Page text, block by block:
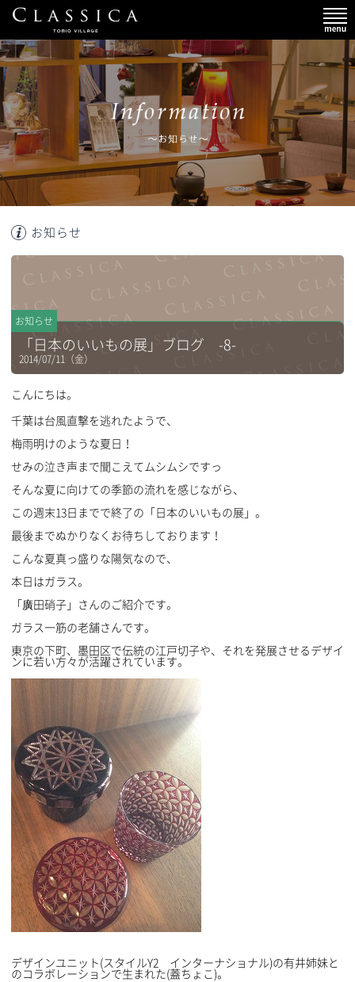
お知らせ
お知らせ
「日本のいいもの展」ブログ -8-
2014/07/11（金）
こんにちは。
千葉は台風直撃を逃れたようで、
梅雨明けのような夏日！
せみの泣き声まで聞こえてムシムシですっ
そんな夏に向けての季節の流れを感じながら、
この週末13日までで終了の「日本のいいもの展」。
最後までぬかりなくお待ちしております！
こんな夏真っ盛りな陽気なので、
本日はガラス。
「廣田硝子」さんのご紹介です。
ガラス一筋の老舗さんです。
東京の下町、墨田区で伝統の江戸切子や、それを発展させるデザイ
ンに若い方々が活躍されています。
デザインユニット(スタイルY2 インターナショナル)の有井姉妹と
のコラボレーションで生まれた(蓋ちょこ)。